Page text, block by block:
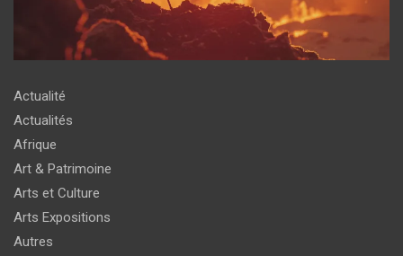
Actualité
Actualités
Afrique
Art & Patrimoine
Arts et Culture
Arts Expositions
Autres